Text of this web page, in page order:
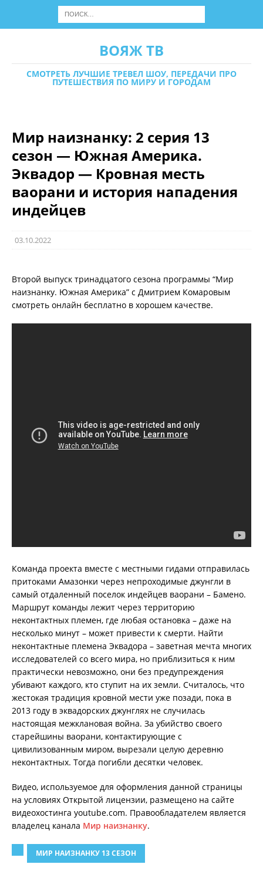
ВОЯЖ ТВ
СМОТРЕТЬ ЛУЧШИЕ ТРЕВЕЛ ШОУ, ПЕРЕДАЧИ ПРО
ПУТЕШЕСТВИЯ ПО МИРУ И ГОРОДАМ
Мир наизнанку: 2 серия 13
сезон — Южная Америка.
Эквадор — Кровная месть
ваорани и история нападения
индейцев
03.10.2022
Второй выпуск тринадцатого сезона программы “Мир
наизнанку. Южная Америка” с Дмитрием Комаровым
смотреть онлайн бесплатно в хорошем качестве.
Команда проекта вместе с местными гидами отправилась
притоками Амазонки через непроходимые джунгли в
самый отдаленный поселок индейцев ваорани – Бамено.
Маршрут команды лежит через территорию
неконтактных племен, где любая остановка – даже на
несколько минут – может привести к смерти. Найти
неконтактные племена Эквадора – заветная мечта многих
исследователей со всего мира, но приблизиться к ним
практически невозможно, они без предупреждения
убивают каждого, кто ступит на их земли. Считалось, что
жестокая традиция кровной мести уже позади, пока в
2013 году в эквадорских джунглях не случилась
настоящая межклановая война. За убийство своего
старейшины ваорани, контактирующие с
цивилизованным миром, вырезали целую деревню
неконтактных. Тогда погибли десятки человек.
Видео, используемое для оформления данной страницы
на условиях Открытой лицензии, размещено на сайте
видеохостинга youtube.com. Правообладателем является
владелец канала Мир наизнанку.
МИР НАИЗНАНКУ 13 СЕЗОН